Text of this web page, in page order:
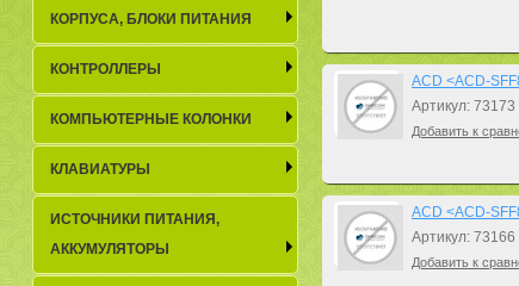
ACD <ACD-
Артикул: 73173
Добавить к
ACD <ACD-
Артикул: 73166
Добавить к
КОРПУСА, БЛОКИ ПИТАНИЯ
КОНТРОЛЛЕРЫ
КОМПЬЮТЕРНЫЕ КОЛОНКИ
КЛАВИАТУРЫ
ИСТОЧНИКИ ПИТАНИЯ,
АККУМУЛЯТОРЫ